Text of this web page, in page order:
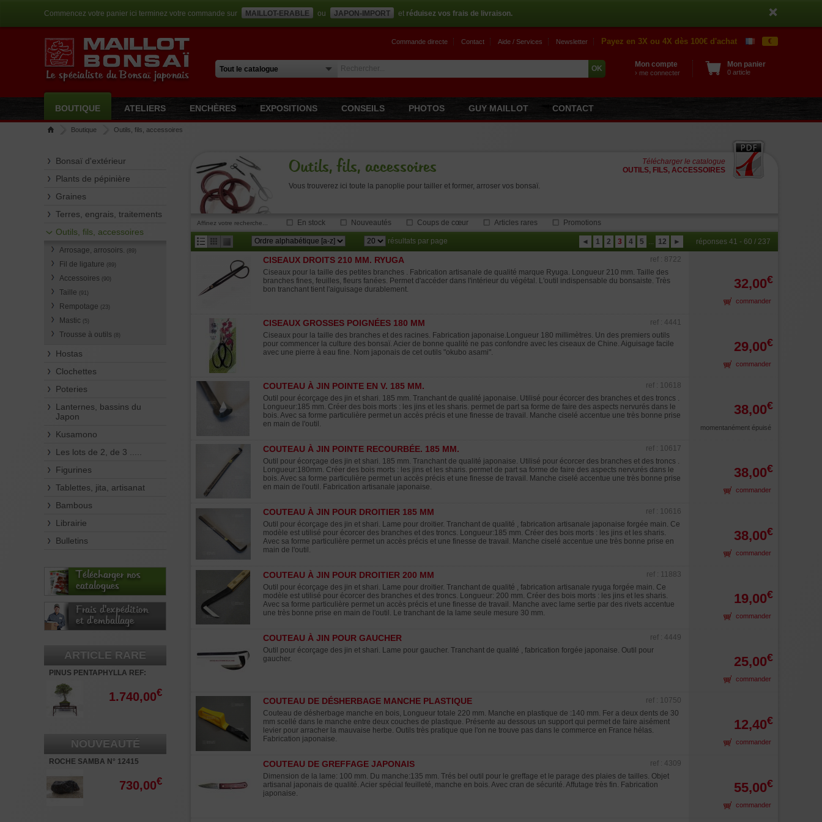
Commencez votre panier ici terminez votre commande sur MAILLOT-ERABLE ou JAPON-IMPORT et réduisez vos frais de livraison.
Le spécialiste du Bonsaï japonais
Commande directe Contact Aide / Services Newsletter Payez en 3X ou 4X dès 100€ d'achat €
Mon compte
› me connecter
Mon panier
0 article
BOUTIQUE ATELIERS ENCHÈRES EXPOSITIONS CONSEILS PHOTOS GUY MAILLOT CONTACT
Boutique Outils, fils, accessoires
Bonsaï d'extérieur
Plants de pépinière
Graines
Terres, engrais, traitements
Outils, fils, accessoires
Arrosage, arrosoirs. (89)
Fil de ligature (89)
Accessoires (90)
Taille (91)
Rempotage (23)
Mastic (5)
Trousse à outils (8)
Hostas
Clochettes
Poteries
Lanternes, bassins du
Japon
Kusamono
Les lots de 2, de 3 .....
Figurines
Tablettes, jita, artisanat
Bambous
Librairie
Bulletins
Télécharger nos
catalogues
Frais d'expédition
et d'emballage
ARTICLE RARE
PINUS PENTAPHYLLA REF:
1.740,00€
NOUVEAUTÉ
ROCHE SAMBA N° 12415
730,00€
Outils, fils, accessoires
Vous trouverez ici toute la panoplie pour tailler et former, arroser vos bonsaï.
Télécharger le catalogue
OUTILS, FILS, ACCESSOIRES
Affinez votre recherche... En stock Nouveautés Coups de cœur Articles rares Promotions
résultats par page ◄ 1 2 3 4 5 ... 12 ► réponses 41 - 60 / 237
CISEAUX DROITS 210 MM. RYUGA
ref : 8722
Ciseaux pour la taille des petites branches . Fabrication artisanale de qualité marque Ryuga. Longueur 210 mm. Taille des
branches fines, feuilles, fleurs fanées. Permet d'accéder dans l'intérieur du végétal. L'outil indispensable du bonsaiste. Très
bon tranchant tient l'aiguisage durablement.
32,00€
commander
CISEAUX GROSSES POIGNÉES 180 MM
ref : 4441
Ciseaux pour la taille des branches et des racines. Fabrication japonaise.Longueur 180 millimètres. Un des premiers outils
pour commencer la culture des bonsaï. Acier de bonne qualité ne pas confondre avec les ciseaux de Chine. Aiguisage facile
avec une pierre à eau fine. Nom japonais de cet outils "okubo asami".
29,00€
commander
COUTEAU À JIN POINTE EN V. 185 MM.
ref : 10618
Outil pour écorçage des jin et shari. 185 mm. Tranchant de qualité japonaise. Utilisé pour écorcer des branches et des troncs .
Longueur:185 mm. Créer des bois morts : les jins et les sharis. permet de part sa forme de faire des aspects nervurés dans le
bois. Avec sa forme particulière permet un accès précis et une finesse de travail. Manche ciselé accentue une très bonne prise
en main de l'outil.
38,00€
momentanément épuisé
COUTEAU À JIN POINTE RECOURBÉE. 185 MM.
ref : 10617
Outil pour écorçage des jin et shari. 185 mm. Tranchant de qualité japonaise. Utilisé pour écorcer des branches et des troncs .
Longueur:180mm. Créer des bois morts : les jins et les sharis. permet de part sa forme de faire des aspects nervurés dans le
bois. Avec sa forme particulière permet un accès précis et une finesse de travail. Manche ciselé accentue une très bonne prise
en main de l'outil. Fabrication artisanale japonaise.
38,00€
commander
COUTEAU À JIN POUR DROITIER 185 MM
ref : 10616
Outil pour écorçage des jin et shari. Lame pour droitier. Tranchant de qualité , fabrication artisanale japonaise forgée main. Ce
modèle est utilisé pour écorcer des branches et des troncs. Longueur:185 mm. Créer des bois morts : les jins et les sharis.
Avec sa forme particulière permet un accès précis et une finesse de travail. Manche ciselé accentue une très bonne prise en
main de l'outil.
38,00€
commander
COUTEAU À JIN POUR DROITIER 200 MM
ref : 11883
Outil pour écorçage des jin et shari. Lame pour droitier. Tranchant de qualité , fabrication artisanale ryuga forgée main. Ce
modèle est utilisé pour écorcer des branches et des troncs. Longueur: 200 mm. Créer des bois morts : les jins et les sharis.
Avec sa forme particulière permet un accès précis et une finesse de travail. Manche avec lame sertie par des rivets accentue
une très bonne prise en main de l'outil. Le tranchant de la lame seule mesure 30 mm.
19,00€
commander
COUTEAU À JIN POUR GAUCHER
ref : 4449
Outil pour écorçage des jin et shari. Lame pour gaucher. Tranchant de qualité , fabrication forgée japonaise. Outil pour
gaucher.
25,00€
commander
COUTEAU DE DÉSHERBAGE MANCHE PLASTIQUE
ref : 10750
Couteau de désherbage manche en bois, Longueur totale 220 mm. Manche en plastique de :140 mm. Fer a deux dents de 30
mm scellé dans le manche entre deux couches de plastique. Présente au dessous un support qui permet de faire aisément
levier pour arracher la mauvaise herbe. Outils très pratique que l'on ne trouve pas dans le commerce en France hélas.
Fabrication japonaise.
12,40€
commander
COUTEAU DE GREFFAGE JAPONAIS
ref : 4309
Dimension de la lame: 100 mm. Du manche:135 mm. Trés bel outil pour le greffage et le parage des plaies de tailles. Objet
artisanal japonais de qualité. Acier spécial feuilleté, manche en bois. Avec cran de sécurité. Affutage très fin. Fabrication
japonaise.
55,00€
commander